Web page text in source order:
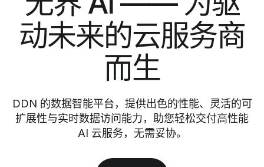
动未来的云服务商
而生
DDN 的数据智能平台，提供出色的性能、灵活的可
扩展性与实时数据访问能力，助您轻松交付高性能
AI 云服务，无需妥协。